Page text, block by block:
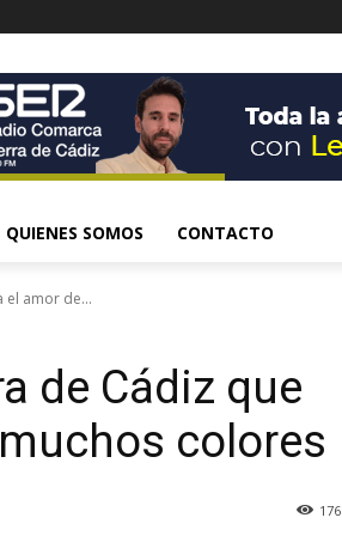
QUIENES SOMOS CONTACTO
el amor de...
de Cádiz que
colores
176